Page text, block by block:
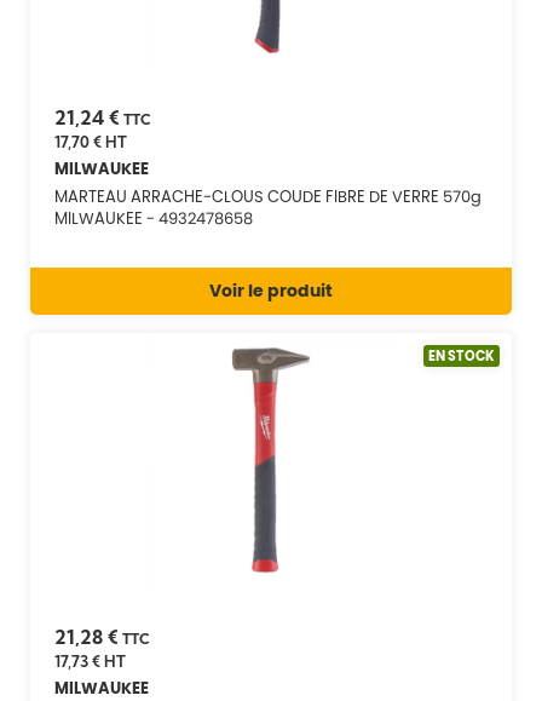
21,24 € TTC
17,70 €HT
MILWAUKEE
MARTEAU ARRACHE-CLOUS COUDE FIBRE DE VERRE 570g
MILWAUKEE - 4932478658
Voir le produit
EN STOCK
21,28 € TTC
17,73 €HT
MILWAUKEE